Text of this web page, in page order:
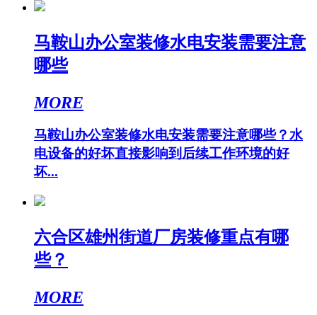
马鞍山办公室装修水电安装需要注意
哪些
MORE
马鞍山办公室装修水电安装需要注意哪些？水
电设备的好坏直接影响到后续工作环境的好
坏...
六合区雄州街道厂房装修重点有哪
些？
MORE